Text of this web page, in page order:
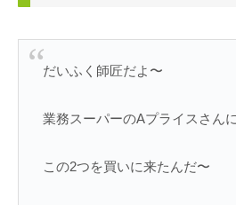
だいふく師匠だよ〜
業務スーパーのAプライスさん
この2つを買いに来たんだ〜